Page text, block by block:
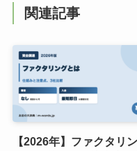
関連記事
【2026年】ファクタリ